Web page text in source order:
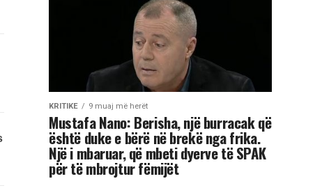
KRITIKE 9 muaj më herët
Mustafa Nano: Berisha, një burracak që
është duke e bërë në brekë nga frika.
Një i mbaruar, që mbeti dyerve të SPAK
për të mbrojtur fëmijët